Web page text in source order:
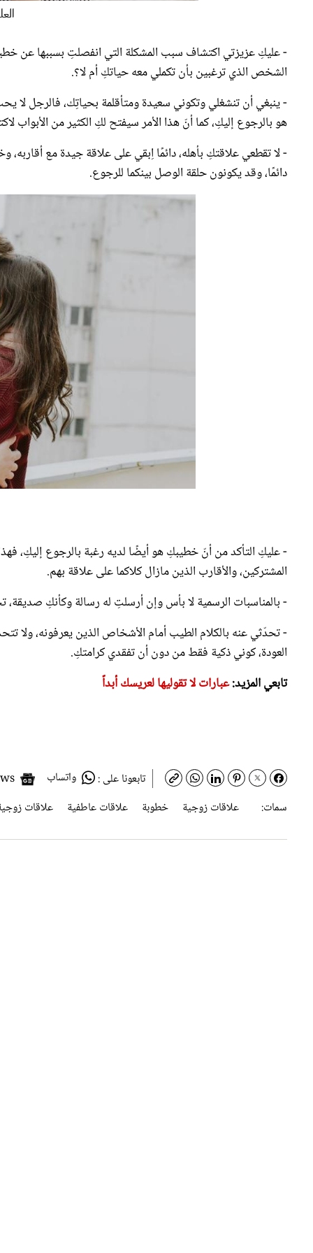
الشخص الذي ترغبين بأن تكملي معه حياتكِ أم لا؟.
- ينبغي أن تنشغلي وتكوني سعيدة ومتأقلمة بحياتِك، فالرجل لا
هو بالرجوع إليكِ، كما أنّ هذا الأمر سيفتح لكِ الكثير من الأبواب
- لا تقطعي علاقتكِ بأهله، دائمًا اِبقي على علاقة جيدة مع أقاربه،
دائمًا، وقد يكونون حلقة الوصل بينكما للرجوع.
المشتركين، والأقارب الذين مازال كلاكما على علاقة بهم.
- بالمناسبات الرسمية لا بأس وإن أرسلتِ له رسالة وكأنكِ
- تحدّثي عنه بالكلام الطيب أمام الأشخاص الذين يعرفونه،
العودة، كوني ذكية فقط من دون أن تفقدي كرامتكِ.
تابعي المزيد:عبارات لا تقوليها لعريسك أبداً
سمات:
علاقات زوجية خطوبة علاقات عاطفية علاقات